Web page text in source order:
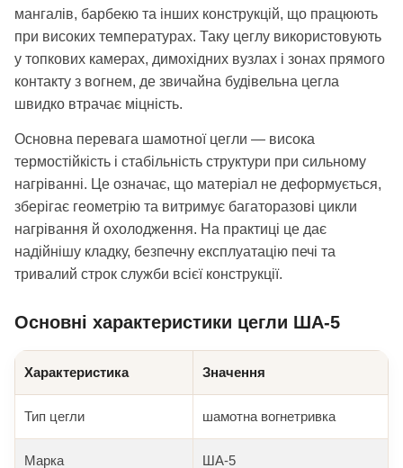
мангалів, барбекю та інших конструкцій, що працюють
при високих температурах. Таку цеглу використовують
у топкових камерах, димохідних вузлах і зонах прямого
контакту з вогнем, де звичайна будівельна цегла
швидко втрачає міцність.
Основна перевага шамотної цегли — висока
термостійкість і стабільність структури при сильному
нагріванні. Це означає, що матеріал не деформується,
зберігає геометрію та витримує багаторазові цикли
нагрівання й охолодження. На практиці це дає
надійнішу кладку, безпечну експлуатацію печі та
тривалий строк служби всієї конструкції.
Основні характеристики цегли ША-5
Характеристика Значення
Тип цегли шамотна вогнетривка
Марка ША-5